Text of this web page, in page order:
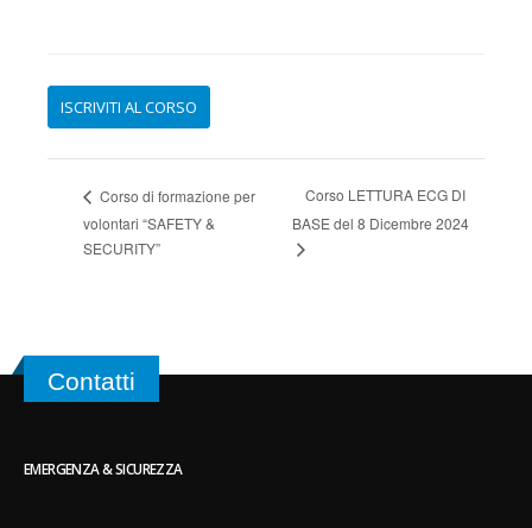
Corso di formazione per
volontari “SAFETY &
SECURITY”
Corso LETTURA ECG DI
BASE del 8 Dicembre 2024
Contatti
EMERGENZA & SICUREZZA